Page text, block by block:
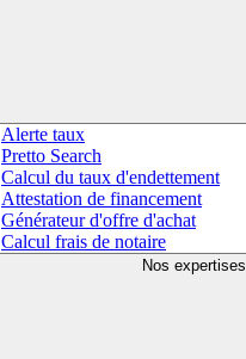
Alerte taux
Pretto Search
Calcul du taux d'endettement
Attestation de financement
Générateur d'offre d'achat
Calcul frais de notaire
Nos expertises